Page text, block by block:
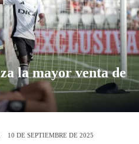
la mayor venta de
10 DE SEPTIEMBRE DE 2025